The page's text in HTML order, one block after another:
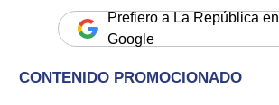
Prefiero a La República en
Google